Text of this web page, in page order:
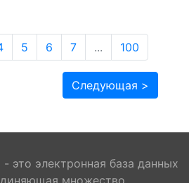
5 6 7 ... 100
Следующая >
- это электронная база данных
множество